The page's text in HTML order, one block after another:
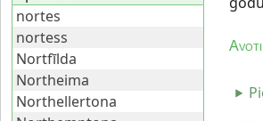
nortes
nortess
Nortfīlda
Northeima
Northellertona